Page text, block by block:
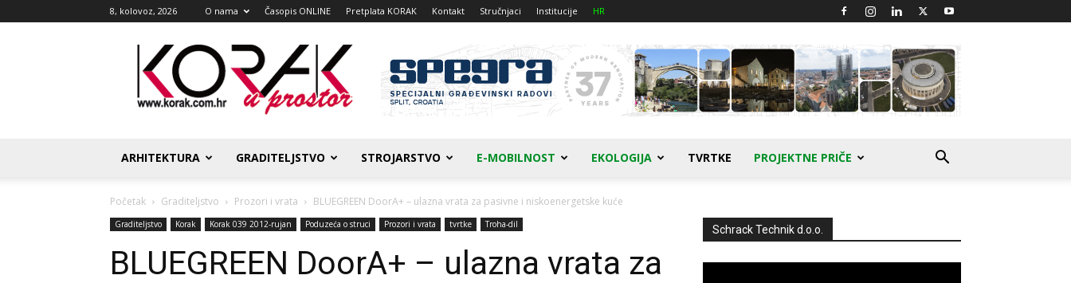
8, kolovoz, 2026 O nama Časopis ONLINE Pretplata KORAK Kontakt Stručnjaci Institucije HR
Korak
u
prostor
ARHITEKTURA GRADITELJSTVO STROJARSTVO E-MOBILNOST EKOLOGIJA TVRTKE PROJEKTNE PRIČE
Početak Graditeljstvo Prozori i vrata BLUEGREEN DoorA+ – ulazna vrata za pasivne i niskoenergetske kuće
Graditeljstvo Korak Korak 039 2012-rujan Poduzeća o struci Prozori i vrata tvrtke Troha-dil
BLUEGREEN DoorA+ – ulazna vrata za
Schrack Technik d.o.o.